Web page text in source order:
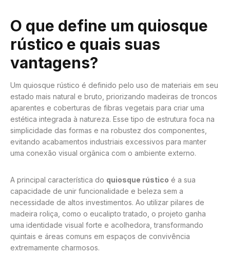
O que define um quiosque
rústico e quais suas
vantagens?
Um quiosque rústico é definido pelo uso de materiais em seu
estado mais natural e bruto, priorizando madeiras de troncos
aparentes e coberturas de fibras vegetais para criar uma
estética integrada à natureza. Esse tipo de estrutura foca na
simplicidade das formas e na robustez dos componentes,
evitando acabamentos industriais excessivos para manter
uma conexão visual orgânica com o ambiente externo.
A principal característica do quiosque rústico é a sua
capacidade de unir funcionalidade e beleza sem a
necessidade de altos investimentos. Ao utilizar pilares de
madeira roliça, como o eucalipto tratado, o projeto ganha
uma identidade visual forte e acolhedora, transformando
quintais e áreas comuns em espaços de convivência
extremamente charmosos.